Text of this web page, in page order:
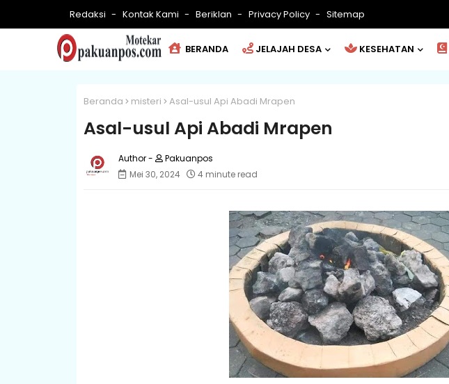
Redaksi Kontak Kami Beriklan Privacy Policy Sitemap
BERANDA JELAJAH DESA KESEHATAN
Beranda misteri Asal-usul Api Abadi Mrapen
Asal-usul Api Abadi Mrapen
Pakuanpos
Mei 30, 2024
4 minute read